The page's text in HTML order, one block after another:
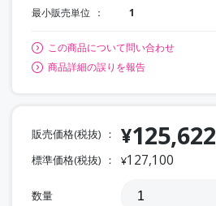
最小販売単位 1
この商品について問い合わせ
商品詳細の誤りを報告
販売価格(税抜) ¥125,622
標準価格(税抜) ¥127,100
数量